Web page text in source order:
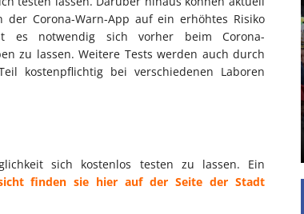
Corona-Warn-App auf ein erhöhtes Risiko
es notwendig sich vorher beim Corona-
zu lassen. Weitere Tests werden auch durch
kostenpflichtig bei verschiedenen Laboren
sich kostenlos testen zu lassen. Ein
finden sie hier auf der Seite der Stadt
LOFT-STIL IN IHREM
EINFAMILIENHAUS
UNTERSTÜTZEN
Die Inspiration des industriellen Chics sind die